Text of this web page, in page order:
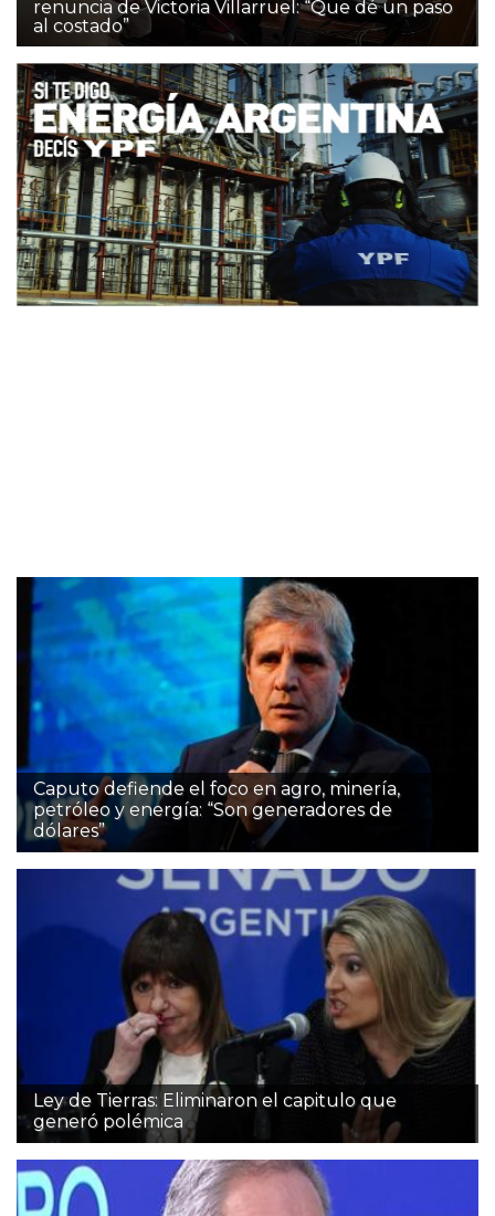
renuncia de Victoria Villarruel: “Que dé un paso
al costado”
Caputo defiende el foco en agro, minería,
petróleo y energía: “Son generadores de
dólares”
Ley de Tierras: Eliminaron el capitulo que
generó polémica